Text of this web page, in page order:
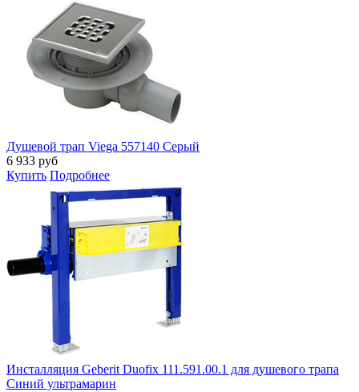
Душевой трап Viega 557140 Серый
6 933 руб
Купить Подробнее
Инсталляция Geberit Duofix 111.591.00.1 для душевого трапа
Синий ультрамарин